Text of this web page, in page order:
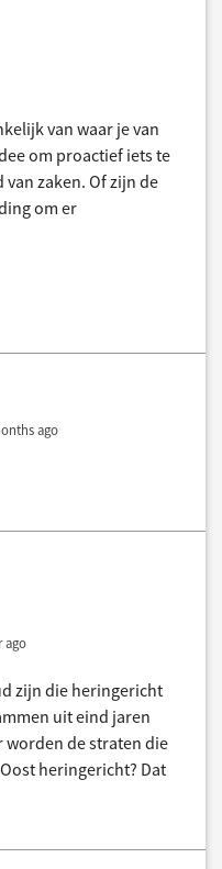
van waar je van
om proactief iets te
zaken. Of zijn de
om er
ago
ago
zijn die heringericht
uit eind jaren
worden de straten die
heringericht? Dat